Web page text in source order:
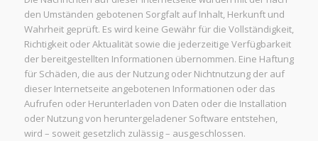
den Umständen gebotenen Sorgfalt auf Inhalt, Herkunft und
Wahrheit geprüft. Es wird keine Gewähr für die Vollständigkeit,
Richtigkeit oder Aktualität sowie die jederzeitige Verfügbarkeit
der bereitgestellten Informationen übernommen. Eine Haftung
für Schäden, die aus der Nutzung oder Nichtnutzung der auf
dieser Internetseite angebotenen Informationen oder das
Aufrufen oder Herunterladen von Daten oder die Installation
oder Nutzung von heruntergeladener Software entstehen,
wird – soweit gesetzlich zulässig – ausgeschlossen.